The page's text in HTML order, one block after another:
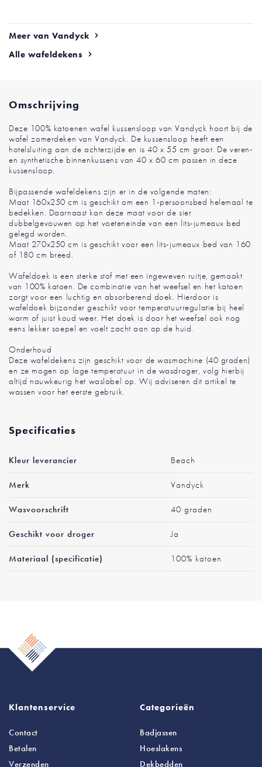
Meer van Vandyck
Alle wafeldekens
Omschrijving
Deze 100% katoenen wafel kussensloop van Vandyck hoort bij de
wafel zomerdeken van Vandyck. De kussensloop heeft een
hotelsluiting aan de achterzijde en is 40 x 55 cm groot. De veren-
en synthetische binnenkussens van 40 x 60 cm passen in deze
kussensloop.
Bijpassende wafeldekens zijn er in de volgende maten:
Maat 160x250 cm is geschikt om een 1-persoonsbed helemaal te
bedekken. Daarnaast kan deze maat voor de sier
dubbelgevouwen op het voeteneinde van een lits-jumeaux bed
gelegd worden.
Maat 270x250 cm is geschikt voor een lits-jumeaux bed van 160
of 180 cm breed.
Wafeldoek is een sterke stof met een ingeweven ruitje, gemaakt
van 100% katoen. De combinatie van het weefsel en het katoen
zorgt voor een luchtig en absorberend doek. Hierdoor is
wafeldoek bijzonder geschikt voor temperatuurregulatie bij heel
warm of juist koud weer. Het doek is door het weefsel ook nog
eens lekker soepel en voelt zacht aan op de huid.
Onderhoud
Deze wafeldekens zijn geschikt voor de wasmachine (40 graden)
en ze mogen op lage temperatuur in de wasdroger, volg hierbij
altijd nauwkeurig het waslabel op. Wij adviseren dit artikel te
wassen voor het eerste gebruik.
Specificaties
Meer
informatie
Kleur leverancier Beach
Merk Vandyck
Wasvoorschrift 40 graden
Geschikt voor droger Ja
Materiaal (specificatie) 100% katoen
Klantenservice
Contact
Betalen
Verzenden
Categorieën
Badjassen
Hoeslakens
Dekbedden